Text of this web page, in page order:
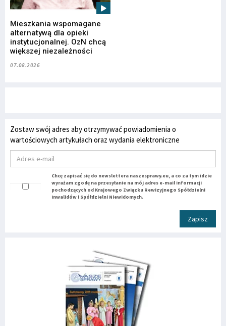
Mieszkania wspomagane
alternatywą dla opieki
instytucjonalnej. OzN chcą
większej niezależności
07.08.2026
Zostaw swój adres aby otrzymywać powiadomienia o
wartościowych artykułach oraz wydania elektroniczne
Chcę zapisać się do newslettera naszesprawy.eu, a co za tym idzie
wyrażam zgodę na przesyłanie na mój adres e-mail informacji
pochodzących od Krajowego Związku Rewizyjnego Spółdzielni
Inwalidów i Spółdzielni Niewidomych.
Zapisz